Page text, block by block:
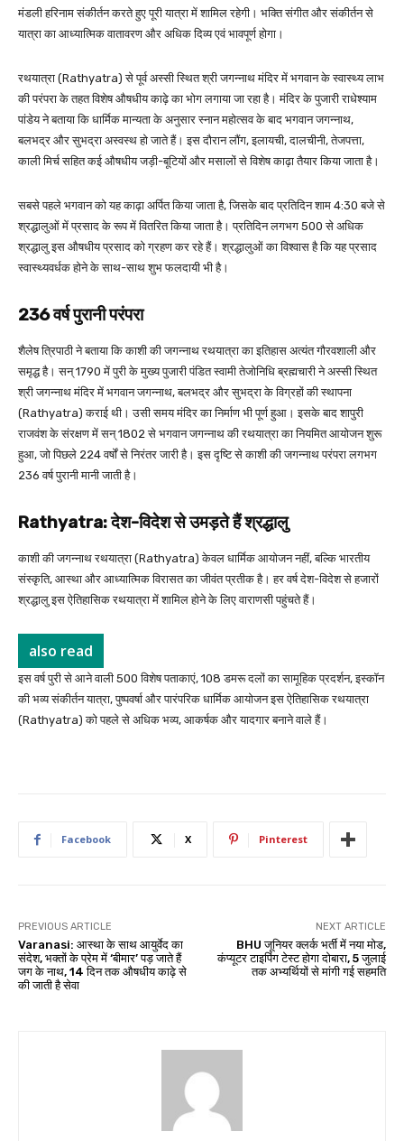
मंडली हरिनाम संकीर्तन करते हुए पूरी यात्रा में शामिल रहेगी। भक्ति संगीत और संकीर्तन से
यात्रा का आध्यात्मिक वातावरण और अधिक दिव्य एवं भावपूर्ण होगा।
रथयात्रा (Rathyatra) से पूर्व अस्सी स्थित श्री जगन्नाथ मंदिर में भगवान के स्वास्थ्य लाभ
की परंपरा के तहत विशेष औषधीय काढ़े का भोग लगाया जा रहा है। मंदिर के पुजारी राधेश्याम
पांडेय ने बताया कि धार्मिक मान्यता के अनुसार स्नान महोत्सव के बाद भगवान जगन्नाथ,
बलभद्र और सुभद्रा अस्वस्थ हो जाते हैं। इस दौरान लौंग, इलायची, दालचीनी, तेजपत्ता,
काली मिर्च सहित कई औषधीय जड़ी-बूटियों और मसालों से विशेष काढ़ा तैयार किया जाता है।
सबसे पहले भगवान को यह काढ़ा अर्पित किया जाता है, जिसके बाद प्रतिदिन शाम 4:30 बजे से
श्रद्धालुओं में प्रसाद के रूप में वितरित किया जाता है। प्रतिदिन लगभग 500 से अधिक
श्रद्धालु इस औषधीय प्रसाद को ग्रहण कर रहे हैं। श्रद्धालुओं का विश्वास है कि यह प्रसाद
स्वास्थ्यवर्धक होने के साथ-साथ शुभ फलदायी भी है।
236 वर्ष पुरानी परंपरा
शैलेष त्रिपाठी ने बताया कि काशी की जगन्नाथ रथयात्रा का इतिहास अत्यंत गौरवशाली और
समृद्ध है। सन् 1790 में पुरी के मुख्य पुजारी पंडित स्वामी तेजोनिधि ब्रह्मचारी ने अस्सी स्थित
श्री जगन्नाथ मंदिर में भगवान जगन्नाथ, बलभद्र और सुभद्रा के विग्रहों की स्थापना
(Rathyatra) कराई थी। उसी समय मंदिर का निर्माण भी पूर्ण हुआ। इसके बाद शापुरी
राजवंश के संरक्षण में सन् 1802 से भगवान जगन्नाथ की रथयात्रा का नियमित आयोजन शुरू
हुआ, जो पिछले 224 वर्षों से निरंतर जारी है। इस दृष्टि से काशी की जगन्नाथ परंपरा लगभग
236 वर्ष पुरानी मानी जाती है।
Rathyatra: देश-विदेश से उमड़ते हैं श्रद्धालु
काशी की जगन्नाथ रथयात्रा (Rathyatra) केवल धार्मिक आयोजन नहीं, बल्कि भारतीय
संस्कृति, आस्था और आध्यात्मिक विरासत का जीवंत प्रतीक है। हर वर्ष देश-विदेश से हजारों
श्रद्धालु इस ऐतिहासिक रथयात्रा में शामिल होने के लिए वाराणसी पहुंचते हैं।
also read
इस वर्ष पुरी से आने वाली 500 विशेष पताकाएं, 108 डमरू दलों का सामूहिक प्रदर्शन, इस्कॉन
की भव्य संकीर्तन यात्रा, पुष्पवर्षा और पारंपरिक धार्मिक आयोजन इस ऐतिहासिक रथयात्रा
(Rathyatra) को पहले से अधिक भव्य, आकर्षक और यादगार बनाने वाले हैं।
Facebook X Pinterest
PREVIOUS ARTICLE
Varanasi: आस्था के साथ आयुर्वेद का
संदेश, भक्तों के प्रेम में ‘बीमार’ पड़ जाते हैं
जग के नाथ, 14 दिन तक औषधीय काढ़े से
की जाती है सेवा
NEXT ARTICLE
BHU जूनियर क्लर्क भर्ती में नया मोड,
कंप्यूटर टाइपिंग टेस्ट होगा दोबारा, 5 जुलाई
तक अभ्यर्थियों से मांगी गई सहमति